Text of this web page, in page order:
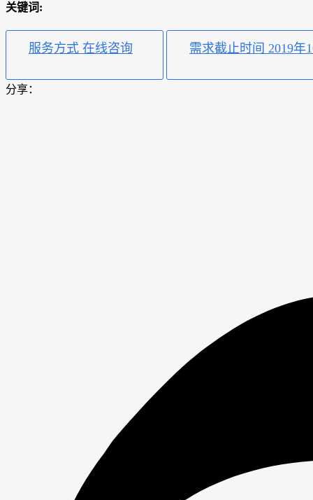
关键词:
服务方式 在线咨询 需求截止时间 2019年
分享：